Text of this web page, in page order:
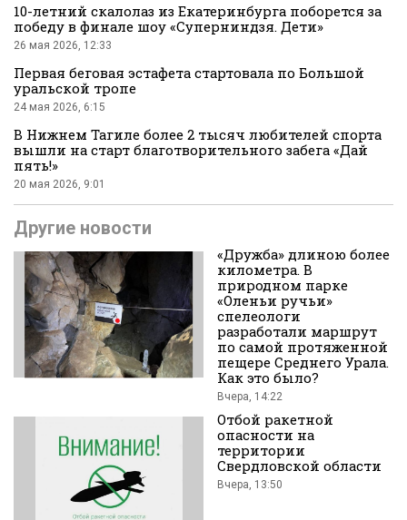
10-летний скалолаз из Екатеринбурга поборется за
победу в финале шоу «Суперниндзя. Дети»
26 мая 2026, 12:33
Первая беговая эстафета стартовала по Большой
уральской тропе
24 мая 2026, 6:15
В Нижнем Тагиле более 2 тысяч любителей спорта
вышли на старт благотворительного забега «Дай
пять!»
20 мая 2026, 9:01
Другие новости
«Дружба» длиною более
километра. В
природном парке
«Оленьи ручьи»
спелеологи
разработали маршрут
по самой протяженной
пещере Среднего Урала.
Как это было?
Вчера, 14:22
Отбой ракетной
опасности на
территории
Свердловской области
Вчера, 13:50